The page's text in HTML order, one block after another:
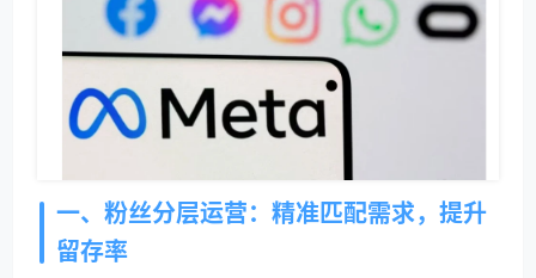
一、粉丝分层运营：精准匹配需求，提升
留存率